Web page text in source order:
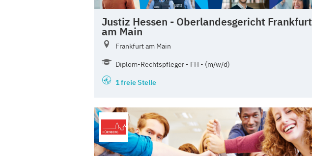
Justiz Hessen - Oberlandesgericht Frankfurt
am Main
Frankfurt am Main
Diplom-Rechtspfleger - FH - (m/w/d)
1 freie Stelle